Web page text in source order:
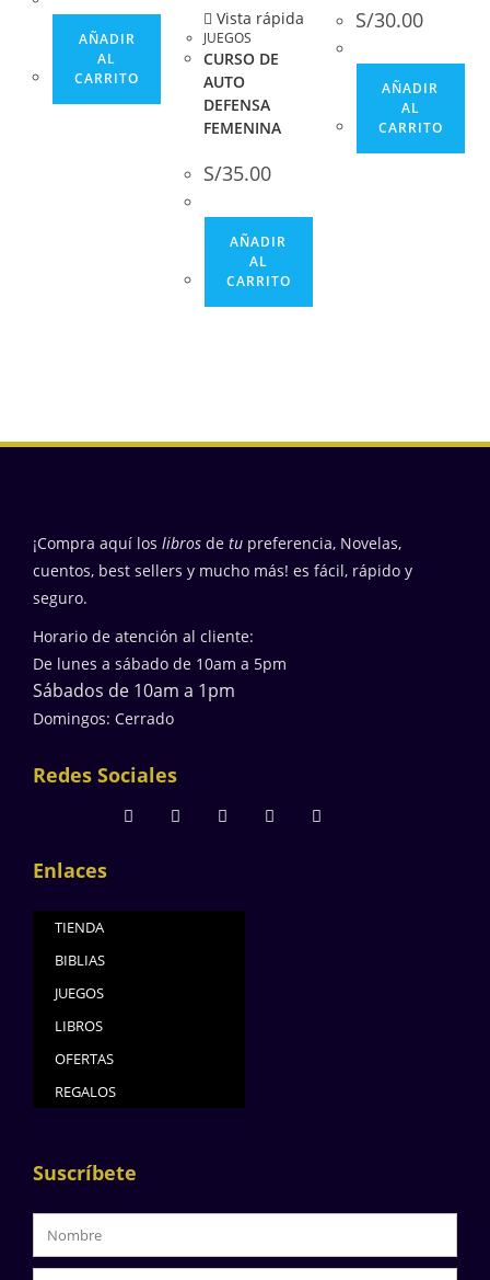
AÑADIR
AL
CARRITO
Vista rápida
JUEGOS
CURSO DE
AUTO
DEFENSA
FEMENINA
S/35.00
AÑADIR
AL
CARRITO
S/30.00
AÑADIR
AL
CARRITO
¡Compra aquí los libros de tu preferencia, Novelas,
cuentos, best sellers y mucho más! es fácil, rápido y
seguro.
Horario de atención al cliente:
De lunes a sábado de 10am a 5pm
Sábados de 10am a 1pm
Domingos: Cerrado
Redes Sociales
Enlaces
TIENDA
BIBLIAS
JUEGOS
LIBROS
OFERTAS
REGALOS
Suscríbete